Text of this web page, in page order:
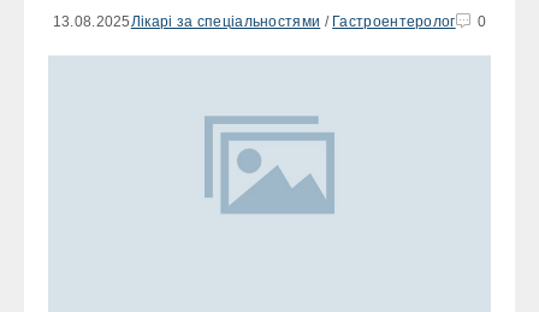
13.08.2025 Лікарі за спеціальностями / Гастроентеролог 0